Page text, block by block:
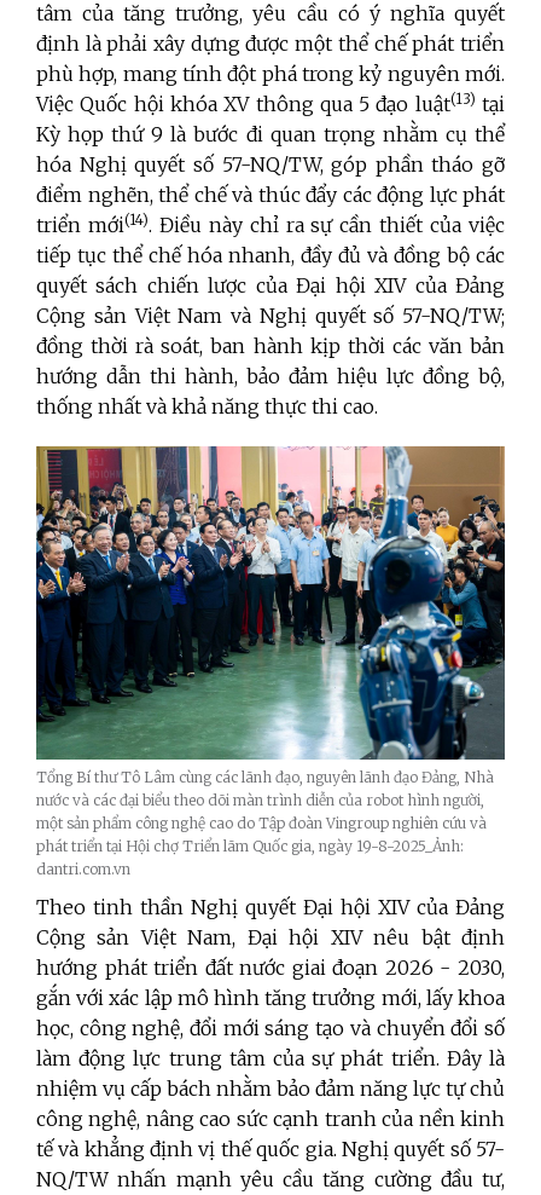
tâm của tăng trưởng, yêu cầu có ý nghĩa quyết
định là phải xây dựng được một thể chế phát triển
phù hợp, mang tính đột phá trong kỷ nguyên mới.
Việc Quốc hội khóa XV thông qua 5 đạo luật(13) tại
Kỳ họp thứ 9 là bước đi quan trọng nhằm cụ thể
hóa Nghị quyết số 57-NQ/TW, góp phần tháo gỡ
điểm nghẽn, thể chế và thúc đẩy các động lực phát
triển mới(14). Điều này chỉ ra sự cần thiết của việc
tiếp tục thể chế hóa nhanh, đầy đủ và đồng bộ các
quyết sách chiến lược của Đại hội XIV của Đảng
Cộng sản Việt Nam và Nghị quyết số 57-NQ/TW;
đồng thời rà soát, ban hành kịp thời các văn bản
hướng dẫn thi hành, bảo đảm hiệu lực đồng bộ,
thống nhất và khả năng thực thi cao.
Tổng Bí thư Tô Lâm cùng các lãnh đạo, nguyên lãnh đạo Đảng, Nhà
nước và các đại biểu theo dõi màn trình diễn của robot hình người,
một sản phẩm công nghệ cao do Tập đoàn Vingroup nghiên cứu và
phát triển tại Hội chợ Triển lãm Quốc gia, ngày 19-8-2025_Ảnh:
dantri.com.vn
Theo tinh thần Nghị quyết Đại hội XIV của Đảng
Cộng sản Việt Nam, Đại hội XIV nêu bật định
hướng phát triển đất nước giai đoạn 2026 - 2030,
gắn với xác lập mô hình tăng trưởng mới, lấy khoa
học, công nghệ, đổi mới sáng tạo và chuyển đổi số
làm động lực trung tâm của sự phát triển. Đây là
nhiệm vụ cấp bách nhằm bảo đảm năng lực tự chủ
công nghệ, nâng cao sức cạnh tranh của nền kinh
tế và khẳng định vị thế quốc gia. Nghị quyết số 57-
NQ/TW nhấn mạnh yêu cầu tăng cường đầu tư,